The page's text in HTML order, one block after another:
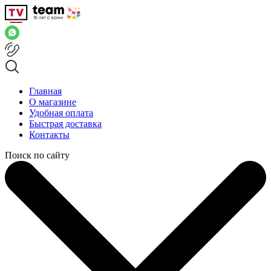
Главная
О магазине
Удобная оплата
Быстрая доставка
Контакты
Поиск по сайту